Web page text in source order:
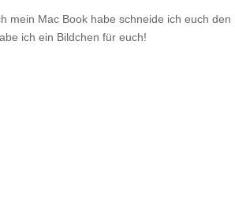
mein Mac Book habe schneide ich euch den
ich ein Bildchen für euch!